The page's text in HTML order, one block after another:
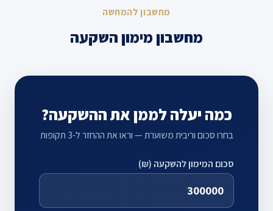
מחשבון להמחשה
מחשבון מימון השקעה
כמה יעלה לממן את ההשקעה?
בחרו סכום וריבית משוערת — וראו את ההחזר ל-3 תקופות
סכום המימון להשקעה (₪)